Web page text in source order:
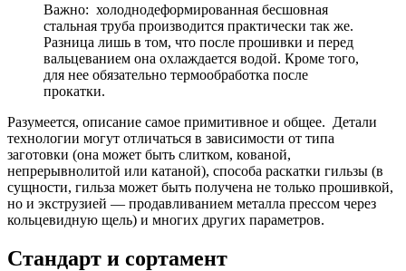
Важно: холоднодеформированная бесшовная
стальная труба производится практически так же.
Разница лишь в том, что после прошивки и перед
вальцеванием она охлаждается водой. Кроме того,
для нее обязательно термообработка после
прокатки.
Разумеется, описание самое примитивное и общее. Детали
технологии могут отличаться в зависимости от типа
заготовки (она может быть слитком, кованой,
непрерывнолитой или катаной), способа раскатки гильзы (в
сущности, гильза может быть получена не только прошивкой,
но и экструзией — продавливанием металла прессом через
кольцевидную щель) и многих других параметров.
Стандарт и сортамент